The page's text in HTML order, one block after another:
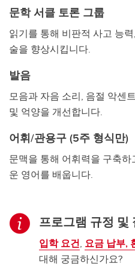
문학 서클 토론 그룹
읽기를 통해 비판적 사고 능
술을 향상시킵니다.
발음
모음과 자음 소리, 음절 악센
및 억양을 개선합니다.
어휘/관용구 (5주 형식만)
문맥을 통해 어휘력을 구축
운 영어를 배웁니다.
프로그램 규정 및
입학 요건, 요금 납부,
대해 궁금하신가요?